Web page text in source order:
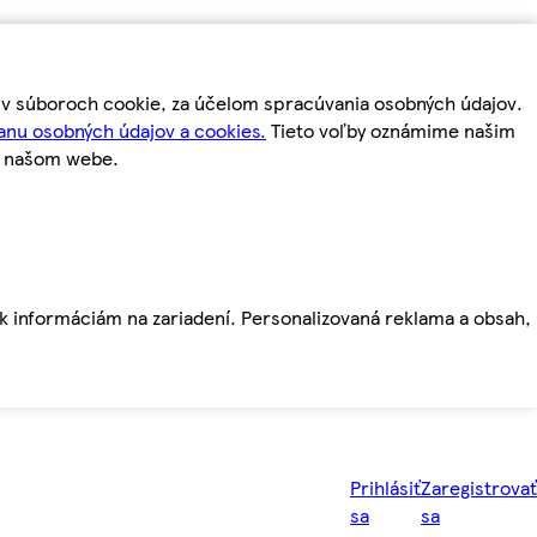
cookie, za účelom spracúvania osobných údajov.
osobných údajov a cookies. Tieto voľby oznámime našim
webe.
na zariadení. Personalizovaná reklama a obsah,
Prihlásiť
sa
Zaregistrovať
sa